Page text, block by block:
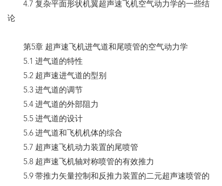
4.7 复杂平面形状机翼超声速飞机空气动力学的一些结
论
第5章 超声速飞机进气道和尾喷管的空气动力学
5.1 进气道的特性
5.2 超声速进气道的型别
5.3 进气道的调节
5.4 进气道的外部阻力
5.5 进气道的设计
5.6 进气道和飞机机体的综合
5.7 超声速飞机动力装置的尾喷管
5.8 超声速飞机轴对称喷管的有效推力
5.9 带推力矢量控制和反推力装置的二元超声速喷管的